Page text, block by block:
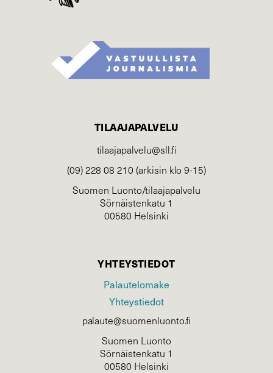
TILAAJAPALVELU
tilaajapalvelu@sll.fi
(09) 228 08 210 (arkisin klo 9-15)
Suomen Luonto/tilaajapalvelu
Sörnäistenkatu 1
00580 Helsinki
YHTEYSTIEDOT
Palautelomake
Yhteystiedot
palaute@suomenluonto.fi
Suomen Luonto
Sörnäistenkatu 1
00580 Helsinki